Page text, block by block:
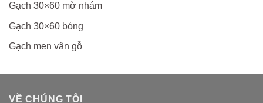
Gạch 30×60 mờ nhám
Gạch 30×60 bóng
Gạch men vân gỗ
VỀ CHÚNG TÔI